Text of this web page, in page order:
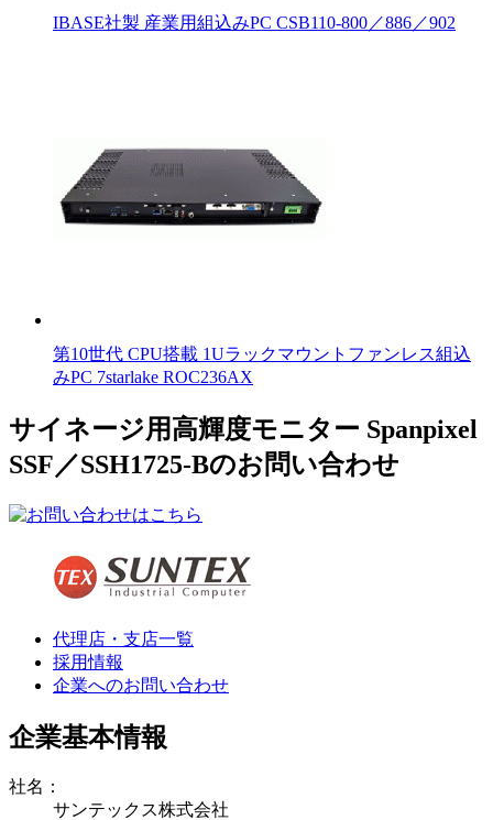
IBASE社製 産業用組込みPC CSB110-800／886／902
第10世代 CPU搭載 1Uラックマウントファンレス組込
みPC 7starlake ROC236AX
サイネージ用高輝度モニター Spanpixel
SSF／SSH1725-Bのお問い合わせ
代理店・支店一覧
採用情報
企業へのお問い合わせ
企業基本情報
社名：
サンテックス株式会社